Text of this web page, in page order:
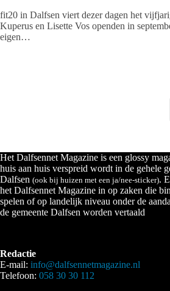
fit20 in Dalfsen viert dezer dagen het
Kuperus en Lisette Vos openden in
eigen…
Het Dalfsennet Magazine is een glossy
huis aan huis verspreid wordt in de gehele
Dalfsen (ook bij huizen met een ja/nee-sticker).
het Dalfsennet Magazine in op zaken die
spelen of op landelijk niveau onder de
de gemeente Dalfsen worden vertaald
Redactie
E-mail: info@dalfsennetmagazine.nl
Telefoon: 058 30 30 112